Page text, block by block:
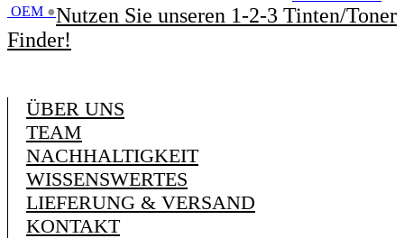
OEM ●Nutzen Sie unseren 1-2-3 Tinten/Toner
Finder!
ÜBER UNS
TEAM
NACHHALTIGKEIT
WISSENSWERTES
LIEFERUNG & VERSAND
KONTAKT